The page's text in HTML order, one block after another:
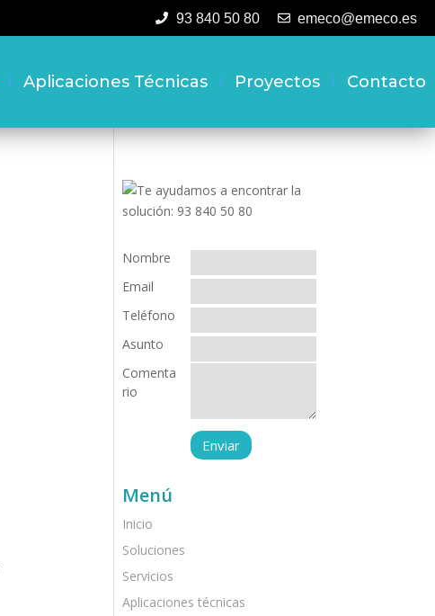
93 840 50 80 emeco@emeco.es
Aplicaciones Técnicas Proyectos Contacto
Nombre
Email
Teléfono
Asunto
Comenta
rio
Menú
Inicio
Soluciones
Servicios
Aplicaciones técnicas